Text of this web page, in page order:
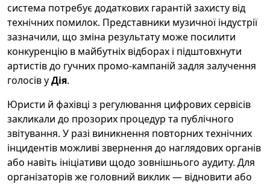
система потребує додаткових гарантій захисту від
технічних помилок. Представники музичної індустрії
зазначили, що зміна результату може посилити
конкуренцію в майбутніх відборах і підштовхнути
артистів до гучних промо-кампаній задля залучення
голосів уДія.
Юристи й фахівці з регулювання цифрових сервісів
закликали до прозорих процедур та публічного
звітування. У разі виникнення повторних технічних
інцидентів можливі звернення до наглядових органів
або навіть ініціативи щодо зовнішнього аудиту. Для
організаторів же головний виклик — відновити або